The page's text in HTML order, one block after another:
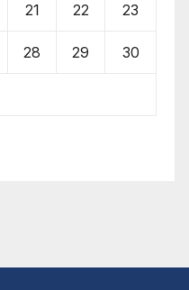
21 22 23
28 29 30